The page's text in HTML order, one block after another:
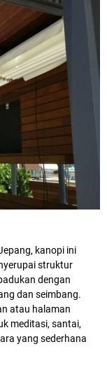
kanopi ini
struktur
dengan
dan seimbang.
atau halaman
meditasi, santai,
yang sederhana